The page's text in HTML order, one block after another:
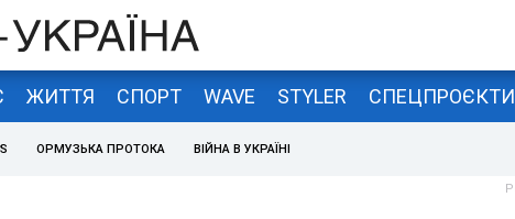
ЖИТТЯ СПОРТ WAVE STYLER СПЕЦПРОЄКТИ
ОРМУЗЬКА ПРОТОКА ВІЙНА В УКРАЇНІ